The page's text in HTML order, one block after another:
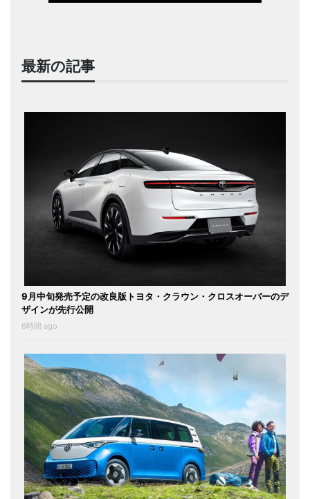
最新の記事
9月中旬発売予定の改良版トヨタ・クラウン・クロスオーバーのデ
ザインが先行公開
6時間 ago